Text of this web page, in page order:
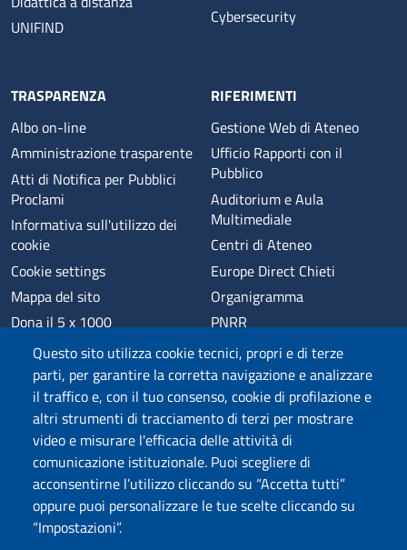
Questo sito utilizza cookie tecnici, propri e di terze
parti, per garantire la corretta navigazione e analizzare
il traffico e, con il tuo consenso, cookie di profilazione e
altri strumenti di tracciamento di terzi per mostrare
video e misurare l'efficacia delle attività di
comunicazione istituzionale. Puoi scegliere di
acconsentirne l’utilizzo cliccando su “Accetta tutti”
oppure puoi personalizzare le tue scelte cliccando su
“Impostazioni”.
UNIFIND
Cybersecurity
TRASPARENZA
Albo on-line
Amministrazione trasparente
Atti di Notifica per Pubblici
Proclami
Informativa sull'utilizzo dei
cookie
Cookie settings
Mappa del sito
Dona il 5 x 1000
Phishing
Privacy
RIFERIMENTI
Gestione Web di Ateneo
Ufficio Rapporti con il
Pubblico
Auditorium e Aula
Multimediale
Centri di Ateneo
Europe Direct Chieti
Organigramma
PNRR
Alumni
Sede di Chieti
Sede di Pescara
Credits
Wi-Fi di Ateneo
App
SPID
Whistleblowing